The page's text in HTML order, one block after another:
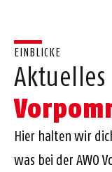
EINBLICKE
Hier halten wir
was bei der AWO